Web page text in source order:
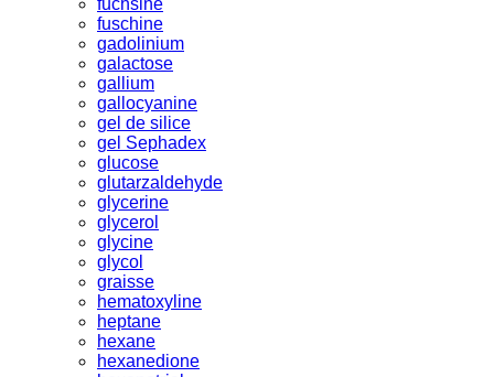
fuschine
gadolinium
galactose
gallium
gallocyanine
gel de silice
gel Sephadex
glucose
glutarzaldehyde
glycerine
glycerol
glycine
glycol
graisse
hematoxyline
heptane
hexane
hexanedione